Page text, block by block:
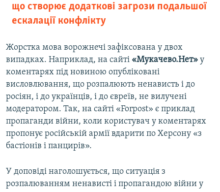
що створює додаткові загрози подальшої
ескалації конфлікту
Жорстка мова ворожнечі зафіксована у двох
випадках. Наприклад, на сайті «Мукачево.Нет» у
коментарях під новиною опубліковані
висловлювання, що розпалюють ненависть і до
росіян, і до українців, і до євреїв, не вилучені
модератором. Так, на сайті «Forpost» є приклад
пропаганди війни, коли користувач у коментарях
пропонує російській армії вдарити по Херсону «з
бастіонів і панцирів».
У доповіді наголошується, що ситуація з
розпалюванням ненависті і пропагандою війни у